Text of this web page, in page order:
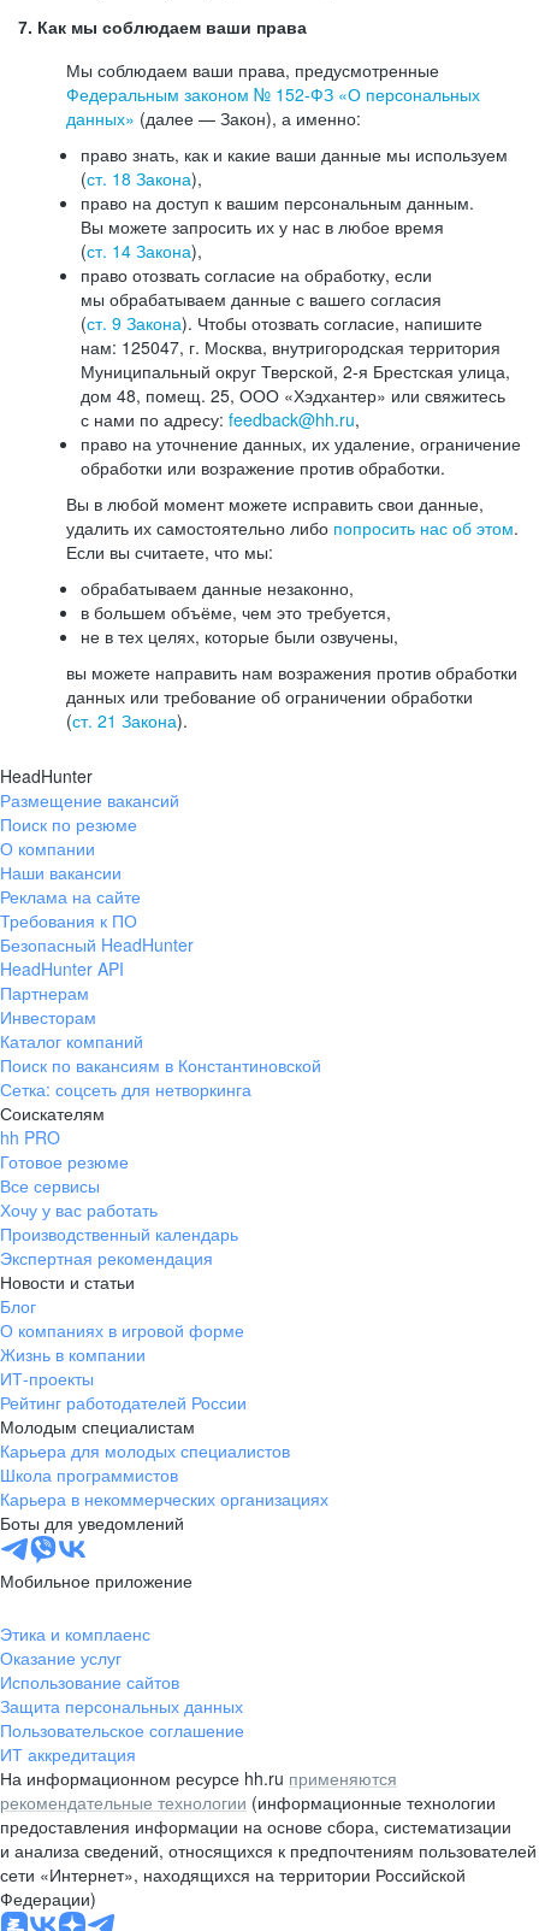
7. Как мы соблюдаем ваши права
Мы соблюдаем ваши права, предусмотренные
Федеральным законом № 152-ФЗ «О персональных
данных» (далее — Закон), а именно:
право знать, как и какие ваши данные мы используем
(ст. 18 Закона),
право на доступ к вашим персональным данным.
Вы можете запросить их у нас в любое время
(ст. 14 Закона),
право отозвать согласие на обработку, если
мы обрабатываем данные с вашего согласия
(ст. 9 Закона). Чтобы отозвать согласие, напишите
нам: 125047, г. Москва, внутригородская территория
Муниципальный округ Тверской, 2-я Брестская улица,
дом 48, помещ. 25, ООО «Хэдхантер» или свяжитесь
с нами по адресу: feedback@hh.ru,
право на уточнение данных, их удаление, ограничение
обработки или возражение против обработки.
Вы в любой момент можете исправить свои данные,
удалить их самостоятельно либо попросить нас об этом.
Если вы считаете, что мы:
обрабатываем данные незаконно,
в большем объёме, чем это требуется,
не в тех целях, которые были озвучены,
вы можете направить нам возражения против обработки
данных или требование об ограничении обработки
(ст. 21 Закона).
HeadHunter
Размещение вакансий
Поиск по резюме
О компании
Наши вакансии
Реклама на сайте
Требования к ПО
Безопасный HeadHunter
HeadHunter API
Партнерам
Инвесторам
Каталог компаний
Поиск по вакансиям в Константиновской
Сетка: соцсеть для нетворкинга
Соискателям
hh PRO
Готовое резюме
Все сервисы
Хочу у вас работать
Производственный календарь
Экспертная рекомендация
Новости и статьи
Блог
О компаниях в игровой форме
Жизнь в компании
ИТ-проекты
Рейтинг работодателей России
Молодым специалистам
Карьера для молодых специалистов
Школа программистов
Карьера в некоммерческих организациях
Боты для уведомлений
Мобильное приложение
Этика и комплаенс
Оказание услуг
Использование сайтов
Защита персональных данных
Пользовательское соглашение
ИТ аккредитация
На информационном ресурсе hh.ru применяются
рекомендательные технологии (информационные технологии
предоставления информации на основе сбора, систематизации
и анализа сведений, относящихся к предпочтениям пользователей
сети «Интернет», находящихся на территории Российской
Федерации)